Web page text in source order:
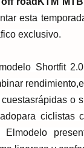
esta
exclusivo.
Shortfit
ar rendimiento,
rápidas o
para ciclistas
El modelo